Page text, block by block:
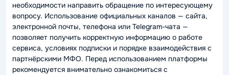
необходимости направить обращение по интересующему
вопросу. Использование официальных каналов — сайта,
электронной почты, телефона или Telegram-чата —
позволяет получить корректную информацию о работе
сервиса, условиях подписки и порядке взаимодействия с
партнёрскими МФО. Перед использованием платформы
рекомендуется внимательно ознакомиться с